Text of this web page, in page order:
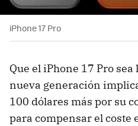
iPhone 17 Pro
Que el iPhone 17 Pro sea
nueva generación
100 dólares más por su
para compensar el coste